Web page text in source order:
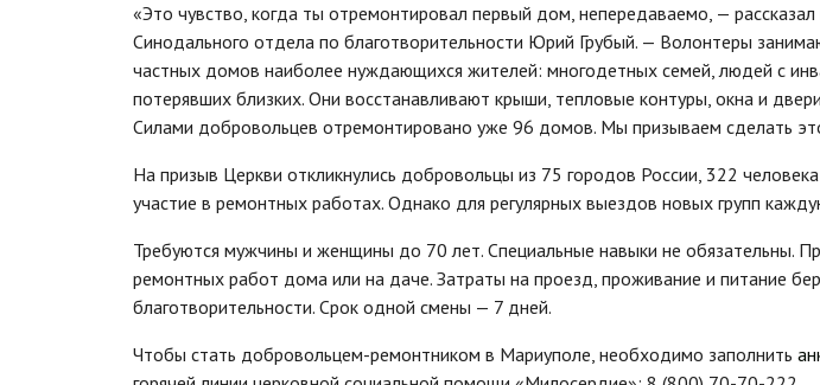
«Это чувство, когда ты отремонтировал первый дом, непередаваемо, — рассказал
Синодального отдела по благотворительности Юрий Грубый. — Волонтеры
частных домов наиболее нуждающихся жителей: многодетных семей, людей с
потерявших близких. Они восстанавливают крыши, тепловые контуры, окна и
Силами добровольцев отремонтировано уже 96 домов. Мы призываем сделать
На призыв Церкви откликнулись добровольцы из 75 городов России, 322
участие в ремонтных работах. Однако для регулярных выездов новых групп
Требуются мужчины и женщины до 70 лет. Специальные навыки не обязательны.
ремонтных работ дома или на даче. Затраты на проезд, проживание и питание
благотворительности. Срок одной смены — 7 дней.
Чтобы стать добровольцем-ремонтником в Мариуполе, необходимо заполнить